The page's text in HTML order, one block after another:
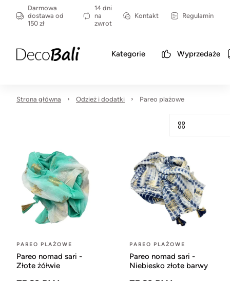
Darmowa
dostawa od
150 zł
14 dni
na
zwrot
Kontakt Regulamin
Kategorie Wyprzedaże
Strona główna Odzież i dodatki Pareo plażowe
PAREO PLAŻOWE
Pareo nomad sari -
Złote żółwie
PAREO PLAŻOWE
Pareo nomad sari -
Niebiesko złote barwy